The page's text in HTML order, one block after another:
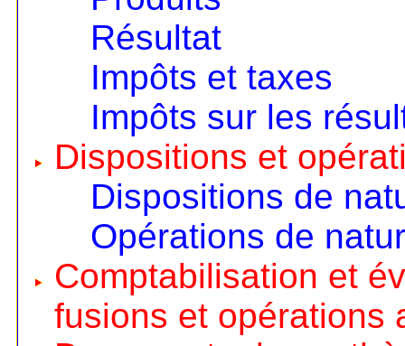
Résultat
Impôts et taxes
Impôts sur les
Dispositions et
Dispositions de
Opérations de
Comptabilisation et
fusions et opérations